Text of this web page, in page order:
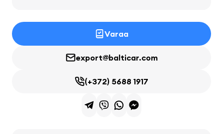
Varaa
export@balticar.com
(+372) 5688 1917